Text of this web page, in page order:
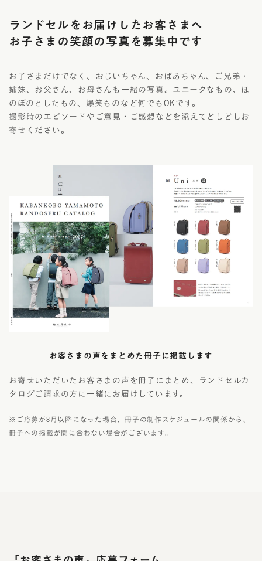
ランドセルをお届けしたお客さまへ
お子さまの笑顔の写真を募集中です
お子さまだけでなく、おじいちゃん、おばあちゃん、ご兄弟・
姉妹、お父さん、お母さんも一緒の写真。ユニークなもの、ほ
のぼのとしたもの、爆笑ものなど何でもOKです。
撮影時のエピソードやご意見・ご感想などを添えてどしどしお
寄せください。
お客さまの声をまとめた冊子に掲載します
お寄せいただいたお客さまの声を冊子にまとめ、ランドセルカ
タログご請求の方に一緒にお届けしています。
※ご応募が8月以降になった場合、冊子の制作スケジュールの関係から、
冊子への掲載が間に合わない場合がございます。